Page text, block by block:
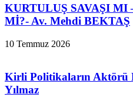
KURTULUŞ SAVAŞI
Mİ?- Av. Mehdi BEKTAŞ
10 Temmuz 2026
Kirli Politikaların Aktörü
Yılmaz